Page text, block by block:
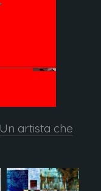
Un artista che